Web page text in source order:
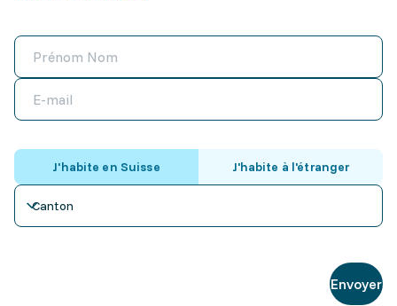
J'habite en Suisse J'habite à l'étranger
Canton
Envoyer